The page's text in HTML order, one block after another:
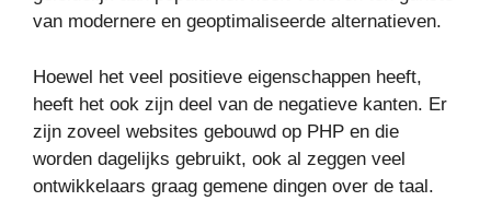
van modernere en geoptimaliseerde alternatieven.
Hoewel het veel positieve eigenschappen heeft,
heeft het ook zijn deel van de negatieve kanten. Er
zijn zoveel websites gebouwd op PHP en die
worden dagelijks gebruikt, ook al zeggen veel
ontwikkelaars graag gemene dingen over de taal.